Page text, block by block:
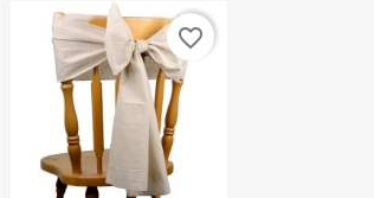
favorite_border